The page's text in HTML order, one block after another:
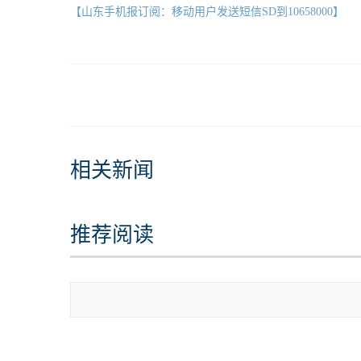
【山东手机报订阅：移动用户发送短信SD到10658000】
相关新闻
推荐阅读